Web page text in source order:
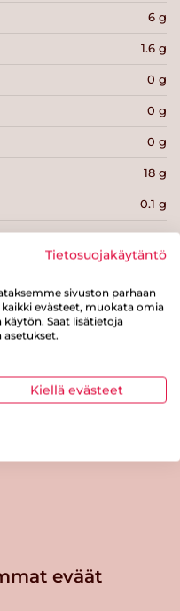
6 g
1.6 g
0 g
0 g
0 g
18 g
0.1 g
tuote
eväät
Tietosuojakäytäntö
sivuston parhaan
evästeet, muokata omia
käytön. Saat lisätietoja
Kiellä evästeet